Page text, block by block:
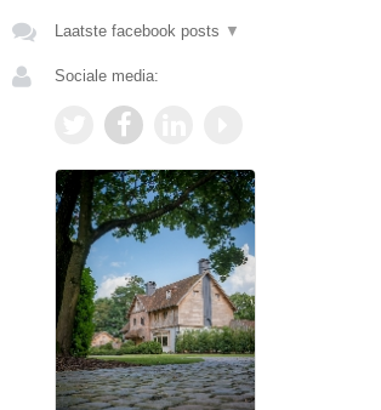
Laatste facebook posts ▼
Sociale media: